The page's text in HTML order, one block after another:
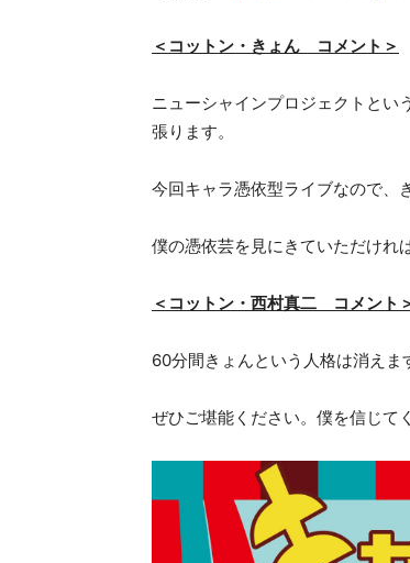
＜コットン・きょん コメント＞
ニューシャインプロジェクトとい
張ります。
今回キャラ憑依型ライブなので、
僕の憑依芸を見にきていただけれ
＜コットン・西村真二 コメント
60分間きょんという人格は消え
ぜひご堪能ください。僕を信じて